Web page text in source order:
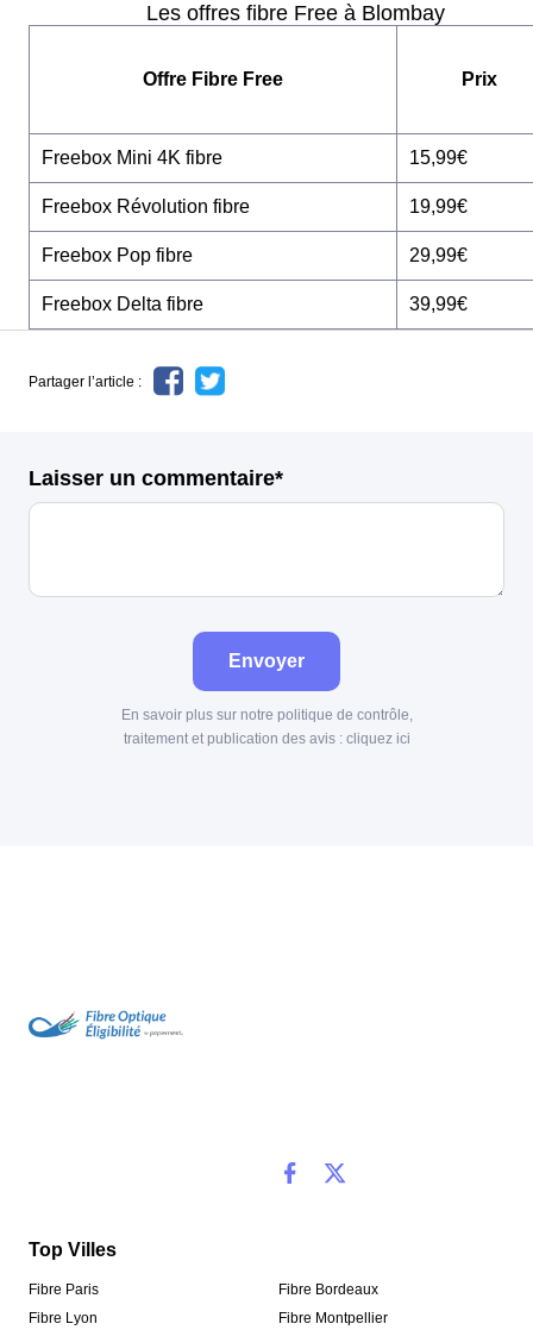
Les offres fibre Free à Blombay
Offre Fibre Free Prix
Freebox Mini 4K fibre 15,99€
Freebox Révolution fibre 19,99€
Freebox Pop fibre 29,99€
Freebox Delta fibre 39,99€
Partager l’article :
Laisser un commentaire*
Envoyer
En savoir plus sur notre politique de contrôle,
traitement et publication des avis : cliquez ici
Top Villes
Fibre Paris
Fibre Lyon
Fibre Bordeaux
Fibre Montpellier